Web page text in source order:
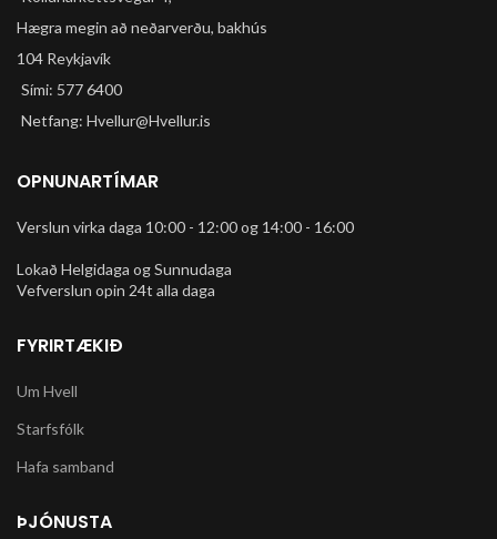
Hægra megin að neðarverðu, bakhús
104 Reykjavík
Sími: 577 6400
Netfang: Hvellur@Hvellur.is
OPNUNARTÍMAR
Verslun virka daga 10:00 - 12:00 og 14:00 - 16:00
Lokað Helgidaga og Sunnudaga
Vefverslun opin 24t alla daga
FYRIRTÆKIÐ
Um Hvell
Starfsfólk
Hafa samband
ÞJÓNUSTA